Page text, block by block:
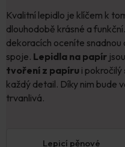
Kvalitní lepidlo je klíčem k
dlouhodobě krásné a
dekoracích oceníte
spoje. Lepidla na papír
tvoření z papíru i pokročilý
každý detail. Díky nim bude
trvanlivá.
Lepicí pěnové